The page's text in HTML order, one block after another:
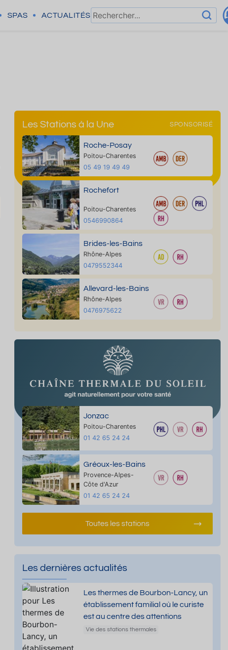
SPAS ACTUALITÉS
Les Stations à la Une SPONSORISÉ
Roche-Posay
Poitou-Charentes
05 49 19 49 49
Rochefort
Poitou-Charentes
0546990864
Brides-les-Bains
Rhône-Alpes
0479552344
Allevard-les-Bains
Rhône-Alpes
0476975622
Jonzac
Poitou-Charentes
01 42 65 24 24
Gréoux-les-Bains
Provence-Alpes-
Côte d'Azur
01 42 65 24 24
Toutes les stations
Les dernières actualités
Les thermes de Bourbon-Lancy, un
établissement familial où le curiste
est au centre des attentions
Vie des stations thermales